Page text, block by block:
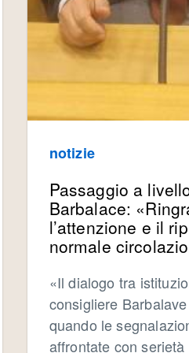
notizie
Passaggio a
Barbalace:
l’attenzione e il
normale
«Il dialogo tra
consigliere
quando le
affrontate con